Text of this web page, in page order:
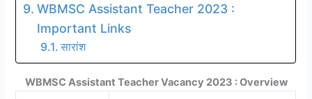
WBMSC Assistant Teacher 2023 :
Important Links
सारांश
WBMSC Assistant Teacher Vacancy 2023 : Overview